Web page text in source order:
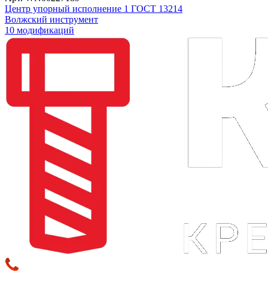
Центр упорный исполнение 1 ГОСТ 13214
Волжский инструмент
10 модификаций